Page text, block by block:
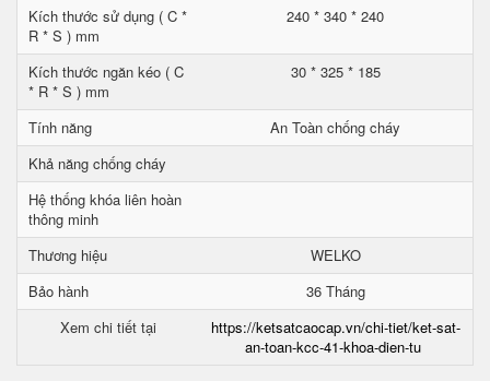
Kích thước sử dụng ( C *
R * S ) mm
240 * 340 * 240
Kích thước ngăn kéo ( C
* R * S ) mm
30 * 325 * 185
Tính năng
An Toàn chống cháy
Khả năng chống cháy
Hệ thống khóa liên hoàn
thông minh
Thương hiệu
WELKO
Bảo hành
36 Tháng
Xem chi tiết tại
https://ketsatcaocap.vn/chi-tiet/ket-sat-
an-toan-kcc-41-khoa-dien-tu